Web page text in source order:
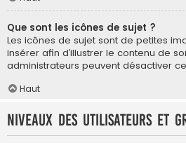
Que sont les icônes de sujet ?
Les icônes de sujet sont de petites
insérer afin d’illustrer le contenu de
administrateurs peuvent désactiver
Haut
Niveaux des utilisateurs et